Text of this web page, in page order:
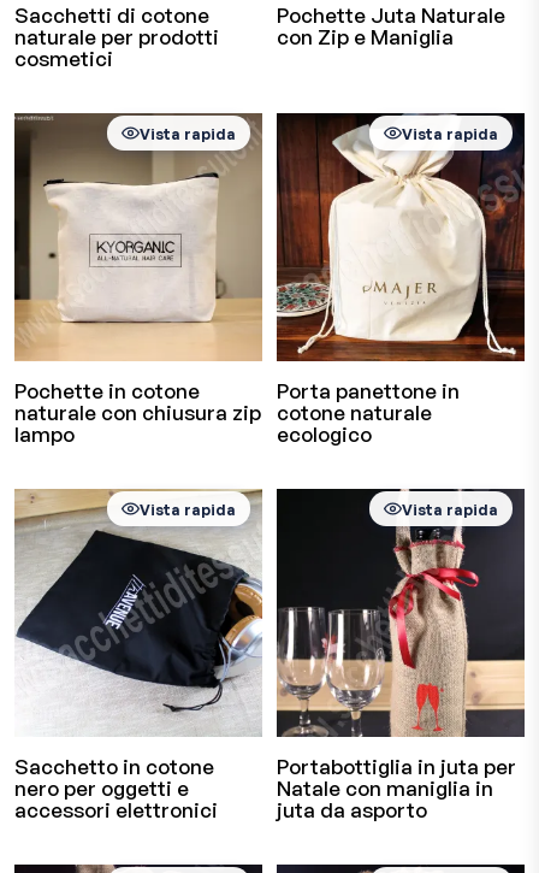
Sacchetti di cotone
naturale per prodotti
cosmetici
Pochette Juta Naturale
con Zip e Maniglia
Pochette in cotone
naturale con chiusura zip
lampo
Vista rapida
Porta panettone in
cotone naturale
ecologico
Vista rapida
Sacchetto in cotone
nero per oggetti e
accessori elettronici
Vista rapida
Portabottiglia in juta per
Natale con maniglia in
juta da asporto
Vista rapida